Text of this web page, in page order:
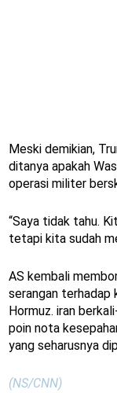
Meski demikian,
ditanya apakah
operasi militer
“Saya tidak tahu.
tetapi kita sudah
AS kembali
serangan terhadap
Hormuz. iran
poin nota
yang seharusnya
(NS/CNN)